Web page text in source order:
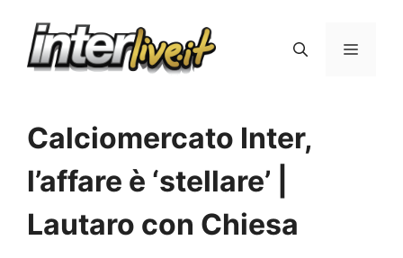
Menu
Calciomercato Inter,
l’affare è ‘stellare’ |
Lautaro con Chiesa